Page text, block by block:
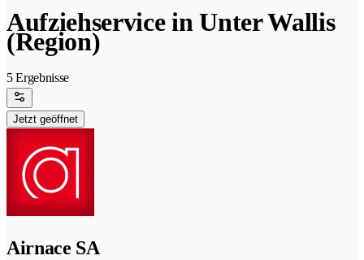
Aufziehservice in Unter Wallis
(Region)
5 Ergebnisse
Jetzt geöffnet
Airnace SA